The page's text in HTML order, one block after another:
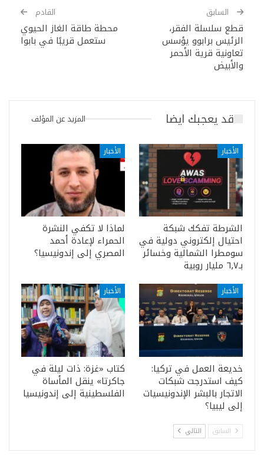
السابق
قطع سلسلة الفقر،
الرئيس برابوو يؤسس
تعاونية قرية الأحمر
والأبيض
القادم
محطة طاقة الغاز الحيوي
ستعمل قريبًا في بابوا
قد يعجبك ايضا المزيد عن المؤلف
الأخبار
الشرطة تفكك شبكة
احتيال إلكتروني دولية في
سومطرا الشمالية وخسائر
بـ٦٫٧ مليار روبية
الأخبار
لماذا لا تكفي النشرة
الحمراء لإعادة أحمد
المصري إلى إندونيسيا؟
الأخبار
خديعة العمل في تركيا:
كيف استدرجت شبكات
الاتجار بالبشر الإندونيسيات
إلى ليبيا؟
الأخبار
كتاب «غزة: ذات ليلة في
جاكرتا» ينقل المأساة
الفلسطينية إلى إندونيسيا
السابق التالي